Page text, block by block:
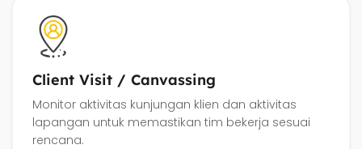
Client Visit / Canvassing
Monitor aktivitas kunjungan klien dan aktivitas
lapangan untuk memastikan tim bekerja sesuai
rencana.